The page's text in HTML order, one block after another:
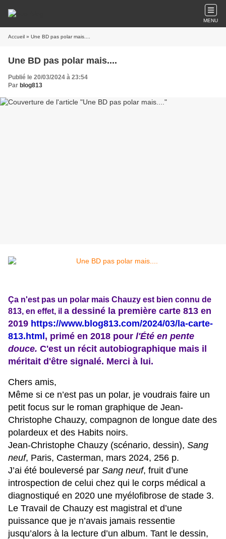
MENU
Accueil » Une BD pas polar mais....
Une BD pas polar mais....
Publié le 20/03/2024 à 23:54
Par blog813
Ça n'est pas un polar mais Chauzy est bien connu de
813, en effet, il a dessiné la première carte 813 en
2019 https://www.blog813.com/2024/03/la-carte-
813.html​, primé en 2018 pour l'Été en pente
douce. C'est un récit autobiographique mais il
méritait d'être signalé. Merci à lui.
Chers amis,
Même si ce n’est pas un polar, je voudrais faire un
petit focus sur le roman graphique de Jean-
Christophe Chauzy, compagnon de longue date des
polardeux et des Habits noirs.
Jean-Christophe Chauzy (scénario, dessin), Sang
neuf, Paris, Casterman, mars 2024, 256 p.
J’ai été bouleversé par Sang neuf, fruit d’une
introspection de celui chez qui le corps médical a
diagnostiqué en 2020 une myélofibrose de stade 3.
Le Travail de Chauzy est magistral et d’une
puissance que je n’avais jamais ressentie
jusqu’alors à la lecture d’un album. Tant le dessin,